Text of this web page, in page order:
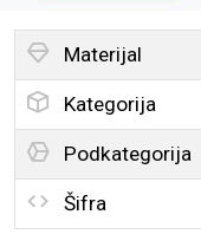
Materijal
Kategorija
Podkategorija
Šifra